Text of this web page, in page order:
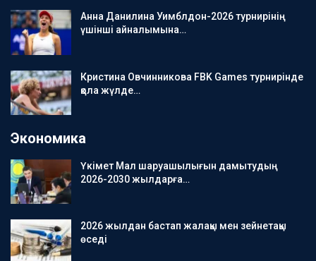
Анна Данилина Уимблдон-2026 турнирінің
үшінші айналымына…
Кристина Овчинникова FBK Games турнирінде
қола жүлде…
Экономика
Үкімет Мал шаруашылығын дамытудың
2026-2030 жылдарға…
2026 жылдан бастап жалақы мен зейнетақы
өседі